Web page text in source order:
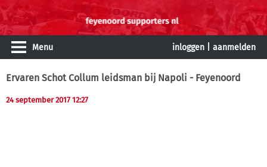
Menu inloggen aanmelden
Ervaren Schot Collum leidsman bij Napoli - Feyenoord
24 september 2017 12:27